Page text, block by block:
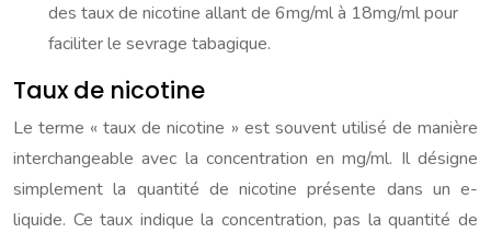
des taux de nicotine allant de 6mg/ml à 18mg/ml pour
faciliter le sevrage tabagique.
Taux de nicotine
Le terme « taux de nicotine » est souvent utilisé de manière
interchangeable avec la concentration en mg/ml. Il désigne
simplement la quantité de nicotine présente dans un e-
liquide. Ce taux indique la concentration, pas la quantité de